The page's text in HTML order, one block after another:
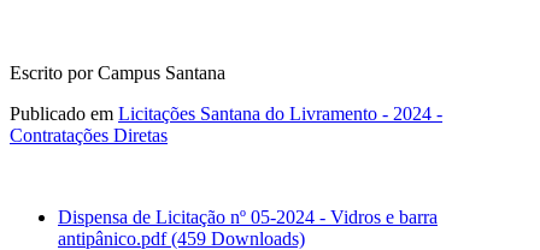
Escrito por Campus Santana
Publicado em Licitações Santana do Livramento - 2024 -
Contratações Diretas
Dispensa de Licitação nº 05-2024 - Vidros e barra
antipânico.pdf(459 Downloads)